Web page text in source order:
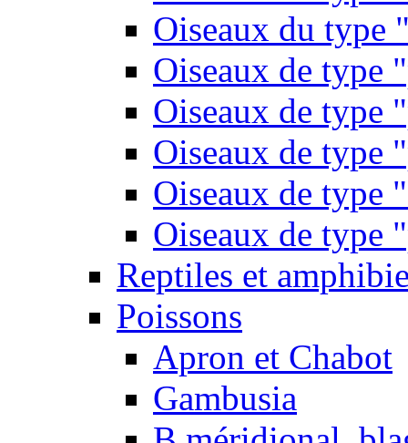
Oiseaux du type
Oiseaux de type
Oiseaux de type
Oiseaux de type
Oiseaux de type
Oiseaux de type
Reptiles et
Poissons
Apron et Chabot
Gambusia